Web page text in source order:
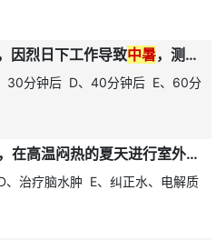
因烈日下工作导致中暑，测体温上升至40.5℃左右，面色潮红，皮肤灼热，无汗，呼吸脉搏增快，护士为其进行物理降温，再次测量体温的时间是
30分钟后 D、40分钟后 E、60分
患者男性，56岁，建筑工人，在高温闷热的夏天进行室外工作，近日出现全身乏力，继而体温升高，有时可达40℃以上，并出现皮肤干热，无汗、谵妄和抽搐，脉搏加快，血压下降，呼吸浅速等表现，来急诊室就诊，考虑可能是热射病(
治疗脑水肿 E、纠正水、电解质